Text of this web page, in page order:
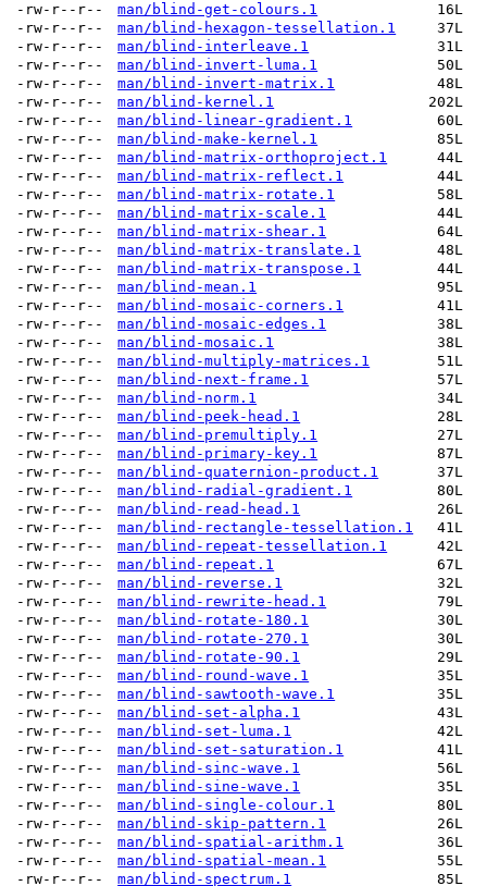
-rw-r--r--
man/blind-get-colours.1
16L
-rw-r--r--
man/blind-hexagon-tessellation.1
37L
-rw-r--r--
man/blind-interleave.1
31L
-rw-r--r--
man/blind-invert-luma.1
50L
-rw-r--r--
man/blind-invert-matrix.1
48L
-rw-r--r--
man/blind-kernel.1
202L
-rw-r--r--
man/blind-linear-gradient.1
60L
-rw-r--r--
man/blind-make-kernel.1
85L
-rw-r--r--
man/blind-matrix-orthoproject.1
44L
-rw-r--r--
man/blind-matrix-reflect.1
44L
-rw-r--r--
man/blind-matrix-rotate.1
58L
-rw-r--r--
man/blind-matrix-scale.1
44L
-rw-r--r--
man/blind-matrix-shear.1
64L
-rw-r--r--
man/blind-matrix-translate.1
48L
-rw-r--r--
man/blind-matrix-transpose.1
44L
-rw-r--r--
man/blind-mean.1
95L
-rw-r--r--
man/blind-mosaic-corners.1
41L
-rw-r--r--
man/blind-mosaic-edges.1
38L
-rw-r--r--
man/blind-mosaic.1
38L
-rw-r--r--
man/blind-multiply-matrices.1
51L
-rw-r--r--
man/blind-next-frame.1
57L
-rw-r--r--
man/blind-norm.1
34L
-rw-r--r--
man/blind-peek-head.1
28L
-rw-r--r--
man/blind-premultiply.1
27L
-rw-r--r--
man/blind-primary-key.1
87L
-rw-r--r--
man/blind-quaternion-product.1
37L
-rw-r--r--
man/blind-radial-gradient.1
80L
-rw-r--r--
man/blind-read-head.1
26L
-rw-r--r--
man/blind-rectangle-tessellation.1
41L
-rw-r--r--
man/blind-repeat-tessellation.1
42L
-rw-r--r--
man/blind-repeat.1
67L
-rw-r--r--
man/blind-reverse.1
32L
-rw-r--r--
man/blind-rewrite-head.1
79L
-rw-r--r--
man/blind-rotate-180.1
30L
-rw-r--r--
man/blind-rotate-270.1
30L
-rw-r--r--
man/blind-rotate-90.1
29L
-rw-r--r--
man/blind-round-wave.1
35L
-rw-r--r--
man/blind-sawtooth-wave.1
35L
-rw-r--r--
man/blind-set-alpha.1
43L
-rw-r--r--
man/blind-set-luma.1
42L
-rw-r--r--
man/blind-set-saturation.1
41L
-rw-r--r--
man/blind-sinc-wave.1
56L
-rw-r--r--
man/blind-sine-wave.1
35L
-rw-r--r--
man/blind-single-colour.1
80L
-rw-r--r--
man/blind-skip-pattern.1
26L
-rw-r--r--
man/blind-spatial-arithm.1
36L
-rw-r--r--
man/blind-spatial-mean.1
55L
-rw-r--r--
man/blind-spectrum.1 85L